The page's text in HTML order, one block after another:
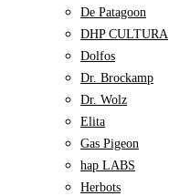
De Patagoon
DHP CULTURA
Dolfos
Dr. Brockamp
Dr. Wolz
Elita
Gas Pigeon
hap LABS
Herbots